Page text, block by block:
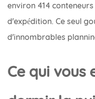
environ 414
d'expédition. Ce seul
d'innombrables
Ce qui vous